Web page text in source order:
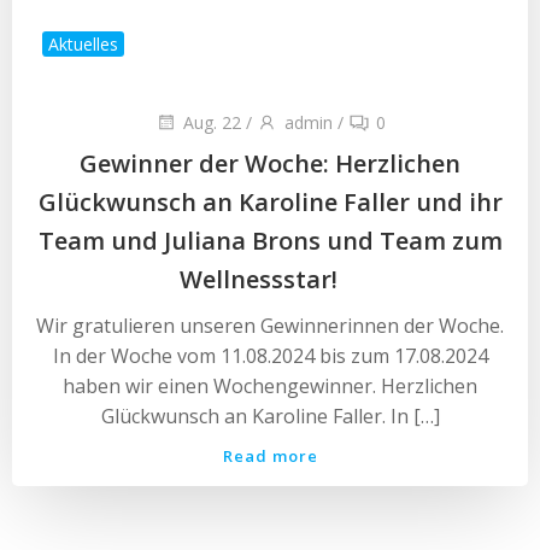
Aktuelles
Aug. 22 / admin / 0
Gewinner der Woche: Herzlichen
Glückwunsch an Karoline Faller und ihr
Team und Juliana Brons und Team zum
Wellnessstar!
Wir gratulieren unseren Gewinnerinnen der Woche.
In der Woche vom 11.08.2024 bis zum 17.08.2024
haben wir einen Wochengewinner. Herzlichen
Glückwunsch an Karoline Faller. In […]
Read more